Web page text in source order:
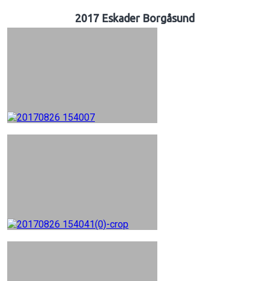
2017 Eskader Borgåsund